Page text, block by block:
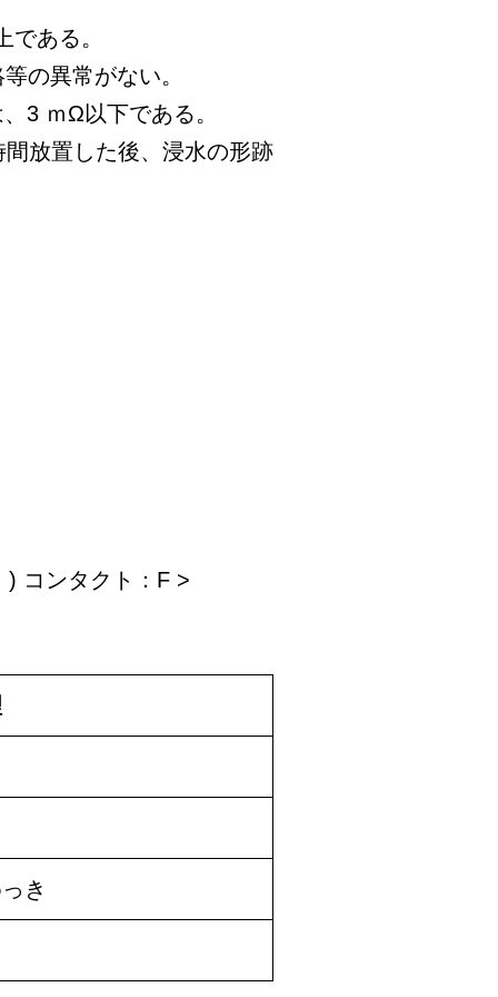
ある。
の異常がない。
3 ｍΩ以下である。
放置した後、浸水の形跡
コンタクト：F >
き